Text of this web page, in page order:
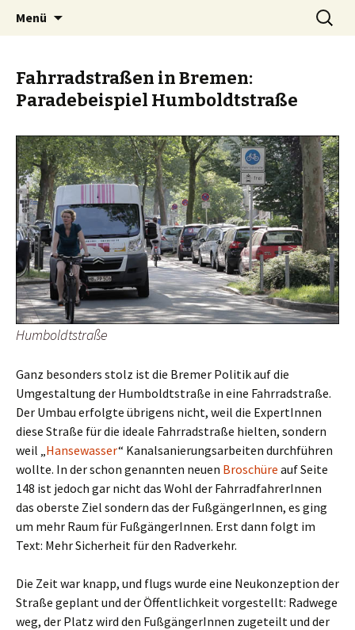
BREMENIZE
Menü
Suchen
nach:
Fahrradstraßen in Bremen:
Paradebeispiel Humboldtstraße
Humboldtstraße
Ganz besonders stolz ist die Bremer Politik auf die
Umgestaltung der Humboldtstraße in eine Fahrradstraße.
Der Umbau erfolgte übrigens nicht, weil die ExpertInnen
diese Straße für die ideale Fahrradstraße hielten, sondern
weil „ Hansewasser“ Kanalsanierungsarbeiten durchführen
wollte. In der schon genannten neuen Broschüre auf Seite
148 ist jedoch gar nicht das Wohl der FahrradfahrerInnen
das oberste Ziel sondern das der FußgängerInnen, es ging
um mehr Raum für FußgängerInnen. Erst dann folgt im
Text: Mehr Sicherheit für den Radverkehr.
Die Zeit war knapp, und flugs wurde eine Neukonzeption der
Straße geplant und der Öffentlichkeit vorgestellt: Radwege
weg, der Platz wird den FußgängerInnen zugeteilt und der